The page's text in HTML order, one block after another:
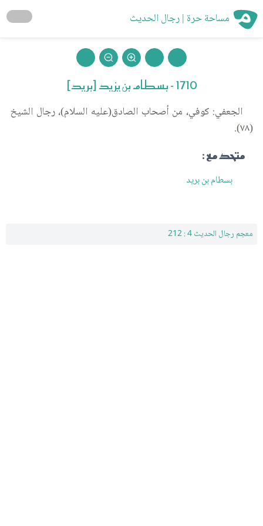
مساحة حرة | رجال الحديث
1710 - بسطام بن يزيد [بريد]
الجعفي: كوفي، من أصحاب الصادق(عليه السلام)، رجال الشيخ
(٧٨).
متحد مع :
بسطام بن بريد
معجم رجال الحديث 4 : 212